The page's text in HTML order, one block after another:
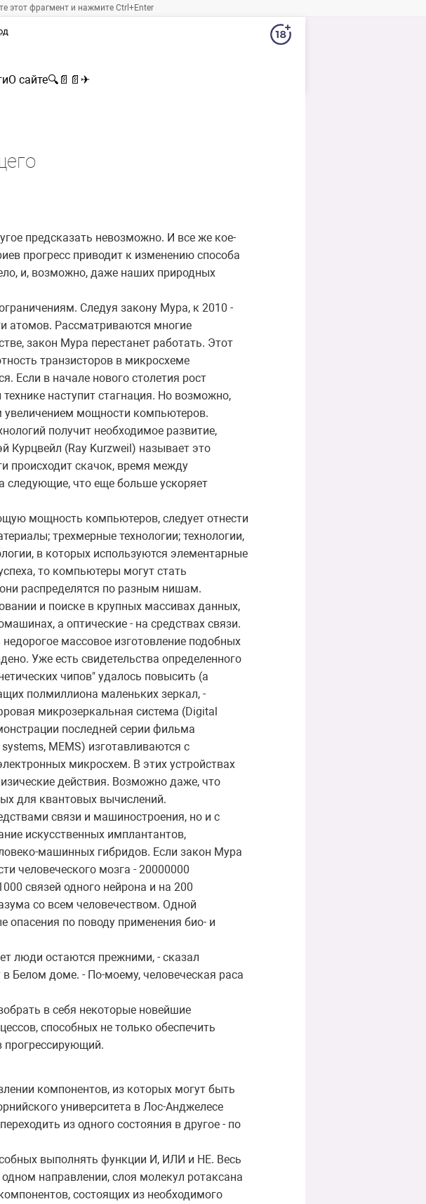
этот фрагмент и нажмите Ctrl+Enter
О сайте🔍 📄 📄 ✈
предсказать невозможно. И все же кое-
прогресс приводит к изменению способа
и, возможно, даже наших природных
Следуя закону Мура, к 2010 -
атомов. Рассматриваются многие
закон Мура перестанет работать. Этот
транзисторов в микросхеме
Если в начале нового столетия рост
наступит стагнация. Но возможно,
увеличением мощности компьютеров.
получит необходимое развитие,
Курцвейл (Ray Kurzweil) называет это
происходит скачок, время между
что еще больше ускоряет
мощность компьютеров, следует отнести
трехмерные технологии; технологии,
в которых используются элементарные
то компьютеры могут стать
распределятся по разным нишам.
и поиске в крупных массивах данных,
а оптические - на средствах связи.
массовое изготовление подобных
Уже есть свидетельства определенного
чипов" удалось повысить (а
полмиллиона маленьких зеркал, -
микрозеркальная система (Digital
последней серии фильма
MEMS) изготавливаются с
микросхем. В этих устройствах
действия. Возможно даже, что
для квантовых вычислений.
связи и машиностроения, но и с
искусственных имплантантов,
машинных гибридов. Если закон Мура
человеческого мозга - 20000000
связей одного нейрона и на 200
со всем человечеством. Одной
опасения по поводу применения био- и
люди остаются прежними, - сказал
Белом доме. - По-моему, человеческая раса
в себя некоторые новейшие
способных не только обеспечить
прогрессирующий.
компонентов, из которых могут быть
университета в Лос-Анджелесе
из одного состояния в другое - по
выполнять функции И, ИЛИ и НЕ. Весь
направлении, слоя молекул ротаксана
состоящих из необходимого